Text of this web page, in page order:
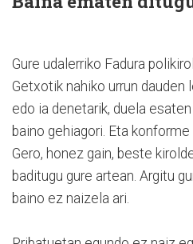
Gure udalerriko Fadura
Getxotik nahiko urrun dauden
edo ia denetarik, duela
baino gehiagori. Eta
Gero, honez gain, beste
baditugu gure artean. Argitu
baino ez naizela ari.